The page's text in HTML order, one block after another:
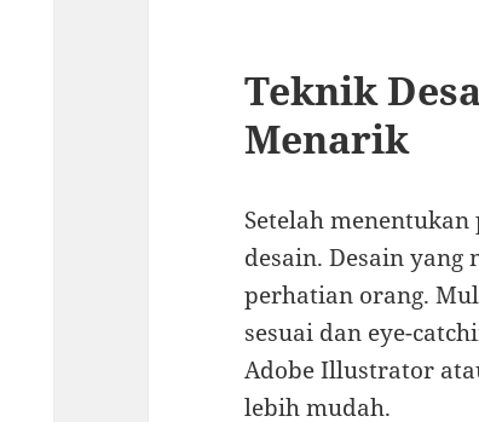
Teknik
Menarik
Setelah
desain. Desain
perhatian orang.
sesuai dan eye-
Adobe Illustrator
lebih mudah.